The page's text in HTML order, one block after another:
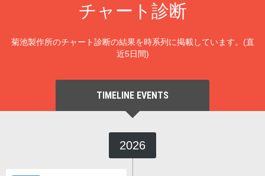
チャート診断
菊池製作所のチャート診断の結果を時系列に掲載しています。(直
近5日間)
TIMELINE EVENTS
2026